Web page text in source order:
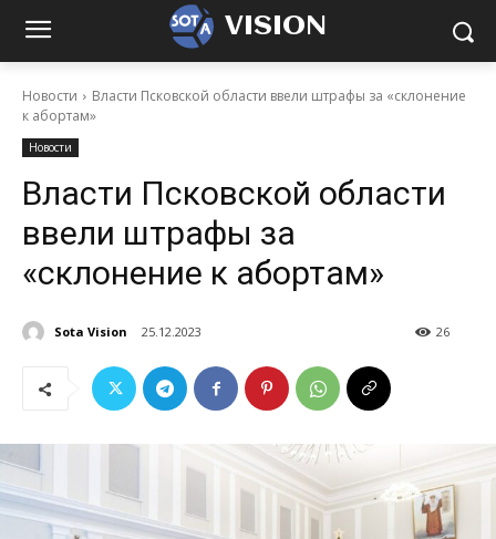
VISION
Новости
Власти Псковской области ввели штрафы за «склонение
к абортам»
Новости
Власти Псковской области
ввели штрафы за
«склонение к абортам»
Sota Vision 25.12.2023 26